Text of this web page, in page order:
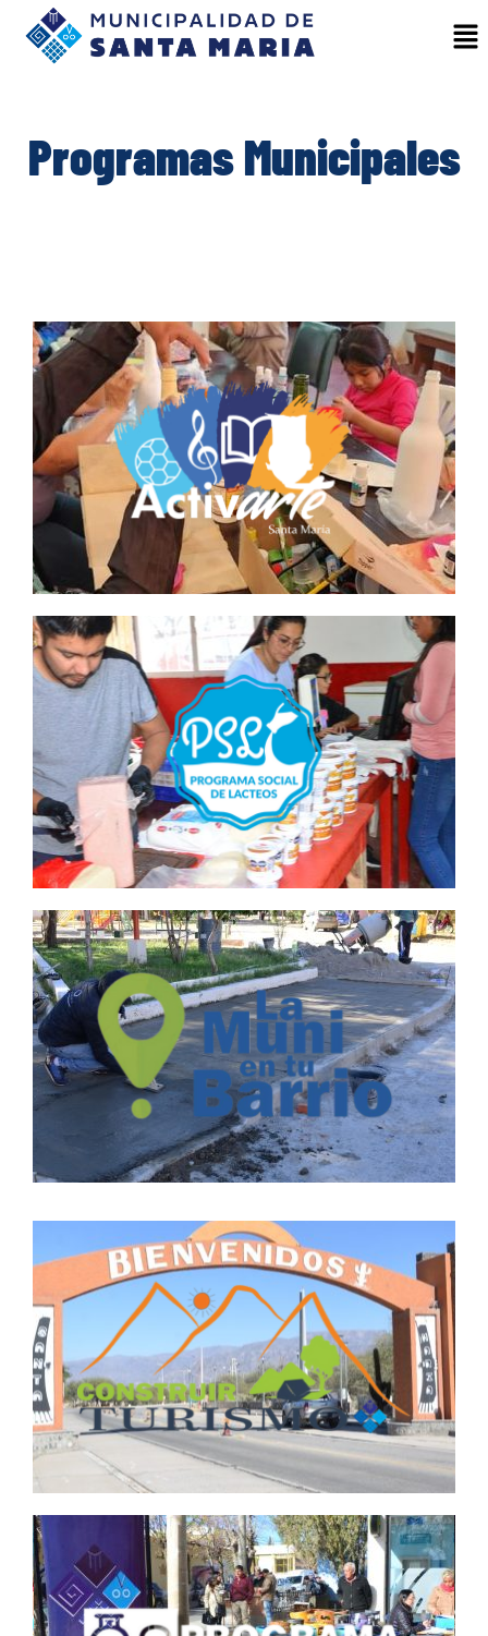
Programas Municipales